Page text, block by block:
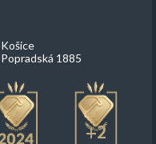
Košice
Popradská 1885
+2